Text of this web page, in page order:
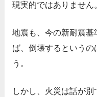
現実的ではありません
地震も、今の新耐震
ば、倒壊するというの
う。
しかし、火災は話が別